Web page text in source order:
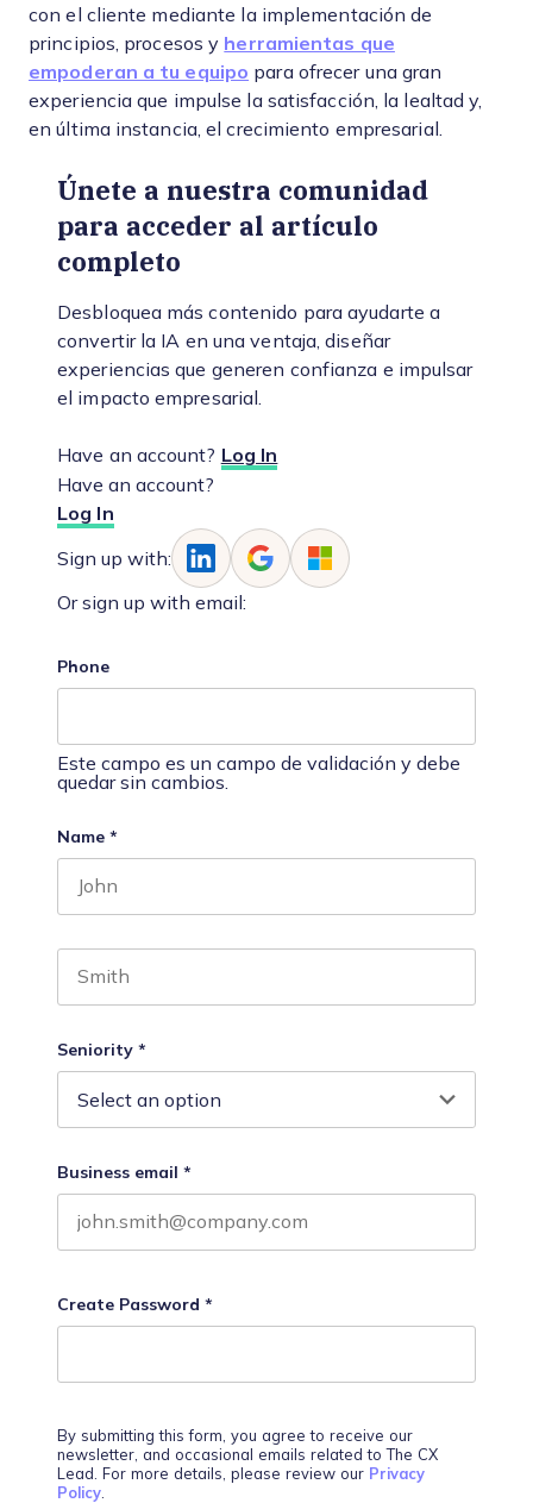
con el cliente mediante la implementación de
principios, procesos y herramientas que
empoderan a tu equipo para ofrecer una gran
experiencia que impulse la satisfacción, la lealtad y,
en última instancia, el crecimiento empresarial.
Únete a nuestra comunidad
para acceder al artículo
completo
Desbloquea más contenido para ayudarte a
convertir la IA en una ventaja, diseñar
experiencias que generen confianza e impulsar
el impacto empresarial.
Have an account? Log In
Have an account?
Log In
Sign up with:
Or sign up with email:
Phone
Este campo es un campo de validación y debe
quedar sin cambios.
Name *
Seniority *
Business email *
Create Password *
By submitting this form, you agree to receive our
newsletter, and occasional emails related to The CX
Lead. For more details, please review our Privacy
Policy.